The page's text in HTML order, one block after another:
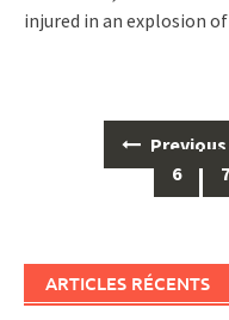
injured in an explosion of
navigation
Previous
6
7
ARTICLES RÉCENTS